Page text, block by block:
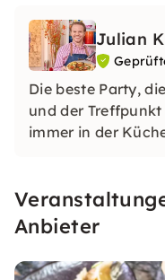
Julian
Die beste Party,
und der
immer in der
Anbieter